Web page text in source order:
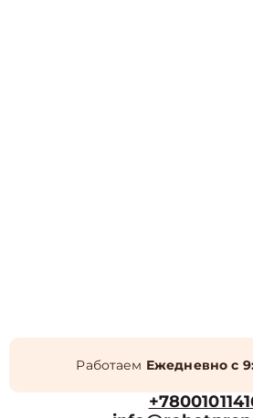
Работаем Ежедневно с